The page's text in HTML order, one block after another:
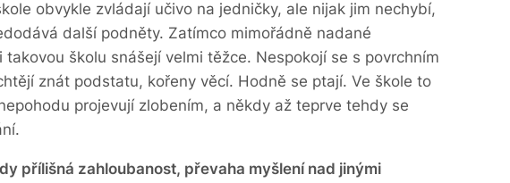
obvykle zvládají učivo na jedničky, ale nijak jim nechybí,
další podněty. Zatímco mimořádně nadané
takovou školu snášejí velmi těžce. Nespokojí se s povrchním
znát podstatu, kořeny věcí. Hodně se ptají. Ve škole to
projevují zlobením, a někdy až teprve tehdy se
přílišná zahloubanost, převaha myšlení nad jinými